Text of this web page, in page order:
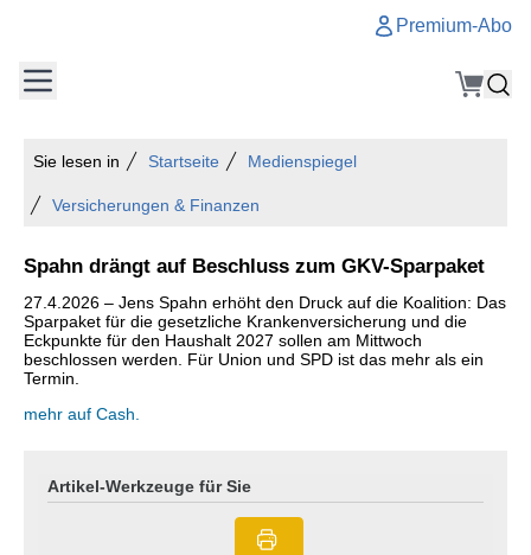
Premium-Abo
Sie lesen in Startseite Medienspiegel
Versicherungen & Finanzen
Spahn drängt auf Beschluss zum GKV-Sparpaket
27.4.2026 – Jens Spahn erhöht den Druck auf die Koalition: Das
Sparpaket für die gesetzliche Krankenversicherung und die
Eckpunkte für den Haushalt 2027 sollen am Mittwoch
beschlossen werden. Für Union und SPD ist das mehr als ein
Termin.
mehr auf Cash.
Artikel-Werkzeuge für Sie